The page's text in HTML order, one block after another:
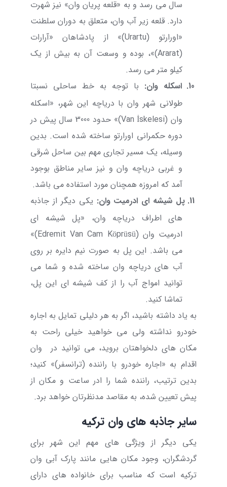
سال می رسد و به «قلعه پریان وان» نیز شهرت
دارد. قلعه زیر آب وان، متعلق به دوران سلطنت
«اورارتو (Urartu)» از پادشاهان «آرارات
(
Ararat)»، بوده و وسعت آن به بیش از یک
کیلو متر می رسد.
10. اسکله وان: با توجه به خط ساحلی نسبتا
طولانی شهر وان با دریاچه این شهر، «اسکله
وان (Van İskelesi
)» حدود 3000 سال پیش در
دوره حکمرانی اورارتو ساخته شده است. بدین
وسیله، یک مسیر تجاری مهم بین ساحل شرقی
و غربی دریاچه وان و نیز سایر مناطق بوجود
آمد که امروزه همچنان مورد استفاده می باشد.
11. پل شیشه ای ادرمیت وان: یکی دیگر از جاذبه
های اطراف دریاچه وان، «پل شیشه ای
ادرمیت وان (
Edremit Van Cam Köprüsü
)»
می باشد. این پل به صورت نیم دایره بر روی
آب های دریاچه وان ساخته شده و شما می
توانید امواج آب را از کف شیشه ای این پل،
تماشا کنید.
به یاد داشته باشید، اگر به هر دلیلی تمایل به اجاره
خودرو نداشته ولی می خواهید خیلی راحت به
مکان های دلخواهتان بروید، می توانید در
وان
اقدام به «اجاره خودرو با راننده (ترانسفر)» کنید؛
بدین ترتیب، راننده شما را ادر ساعت و مکان از
پیش تعیین شده، به مقاصد مدنظرتان خواهد برد.
سایر جاذبه های وان ترکیه
یکی دیگر از ویژگی های مهم این شهر برای
گردشگران، وجود مکان هایی مانند پارک آبی وان
ترکیه است که مناسب برای خانواده های دارای